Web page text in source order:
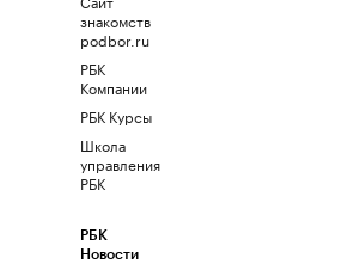
знакомств
podbor.ru
РБК
Компании
РБК Курсы
Школа
управления
РБК
РБК
Новости